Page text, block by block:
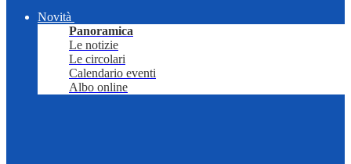
Novità
Panoramica
Le notizie
Le circolari
Calendario eventi
Albo online